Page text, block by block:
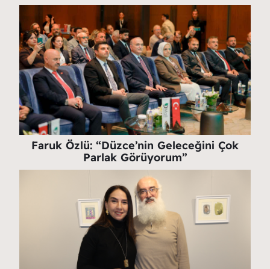
Faruk Özlü: “Düzce’nin Geleceğini Çok
Parlak Görüyorum”